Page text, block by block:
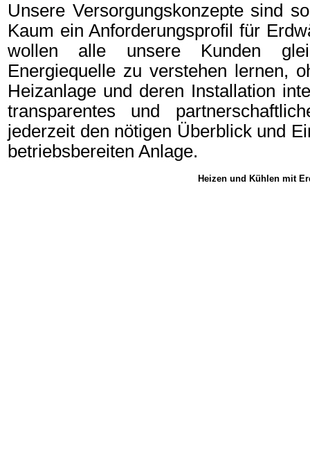
Unsere Versorgungskonzepte sind
Kaum ein Anforderungsprofil für
wollen alle unsere Kunden
Energiequelle zu verstehen lernen,
Heizanlage und deren Installation
transparentes und
jederzeit den nötigen Überblick und
betriebsbereiten Anlage.
Heizen und Kühlen mit